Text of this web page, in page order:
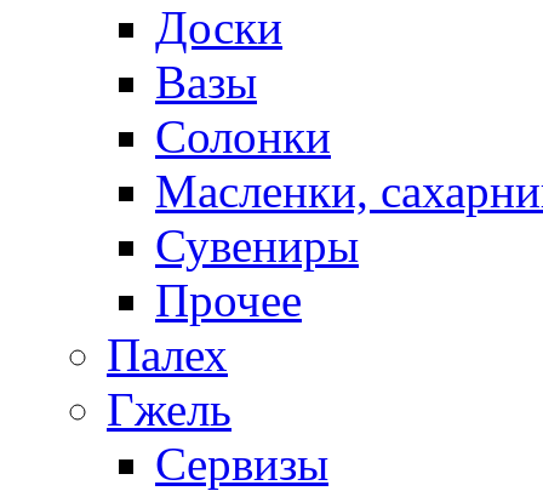
Доски
Вазы
Солонки
Масленки,
Сувениры
Прочее
Палех
Гжель
Сервизы